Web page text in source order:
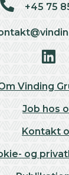
+45 75
Vinding
Job hos
Kontakt
og